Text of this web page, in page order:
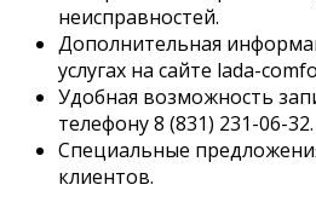
неисправностей.
Дополнительная
услугах на сайте lada-
Удобная возможность
телефону 8 (831) 231-06-32.
Специальные
клиентов.